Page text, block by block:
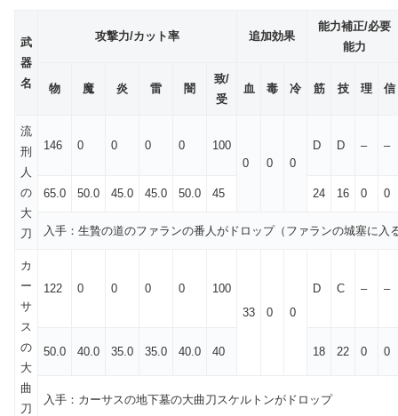
武
器
名
攻撃力/カット率 追加効果
能力補正/必要
能力
物 魔 炎 雷 闇
致/
受
血 毒 冷 筋 技 理 信
流
刑
人
の
大
刀
146 0 0 0 0
100
0
0 0
D D – –
65.0 50.0 45.0 45.0 50.0 45 24 16 0 0
入手：生贄の道のファランの番人がドロップ（ファランの城塞に入
カ
ー
サ
ス
の
大
曲
刀
122 0 0 0 0
100
33
0 0
D C – –
50.0 40.0 35.0 35.0 40.0 40 18 22 0 0
入手：カーサスの地下墓の大曲刀スケルトンがドロップ